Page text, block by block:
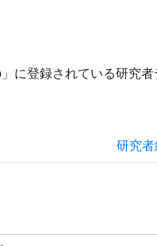
に登録されている研究
研究者